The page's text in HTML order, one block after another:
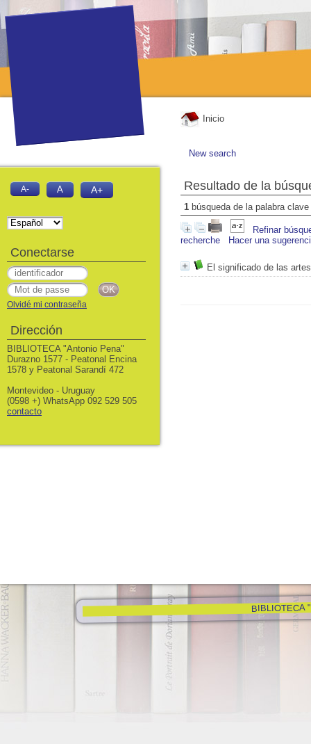
Inicio
New search
Resultado de la
1 búsqueda de la palabra clave
Refinar
recherche
Hacer una
El significado de las
BIBLIOTECA
A- A A+
Conectarse
Olvidé mi contraseña
Dirección
BIBLIOTECA "Antonio Pena"
Durazno 1577 - Peatonal Encina
1578 y Peatonal Sarandí 472
Montevideo - Uruguay
(0598 +) WhatsApp 092 529 505
contacto